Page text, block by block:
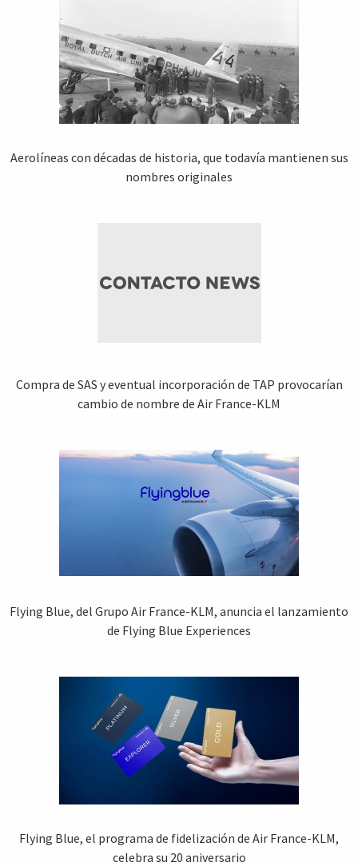
Aerolíneas con décadas de historia, que todavía mantienen sus
nombres originales
Compra de SAS y eventual incorporación de TAP provocarían
cambio de nombre de Air France-KLM
Flying Blue, del Grupo Air France-KLM, anuncia el lanzamiento
de Flying Blue Experiences
Flying Blue, el programa de fidelización de Air France-KLM,
celebra su 20 aniversario